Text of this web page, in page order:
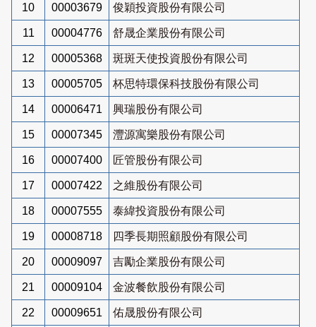
10 00003679 俊穎投資股份有限公司
11 00004776 舒晟企業股份有限公司
12 00005368 斑斑天使投資股份有限公司
13 00005705 杯思特環保科技股份有限公司
14 00006471 興瑞股份有限公司
15 00007345 灃源寓樂股份有限公司
16 00007400 匠管股份有限公司
17 00007422 之維股份有限公司
18 00007555 泰緯投資股份有限公司
19 00008718 四季長期照顧股份有限公司
20 00009097 吉勵企業股份有限公司
21 00009104 金波餐飲股份有限公司
22 00009651 佑晟股份有限公司